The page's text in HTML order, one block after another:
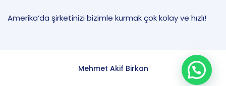
Amerika’da şirketinizi bizimle kurmak çok kolay ve hızlı!
Mehmet Akif Birkan